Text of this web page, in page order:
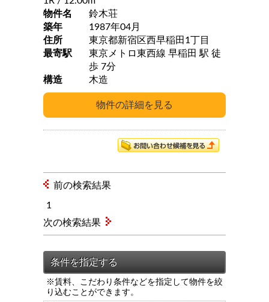
※賃料、こだわり条件などを指定して物件を絞
り込むことができます。
物件名
鈴木荘
築年
1987年04月
住所
東京都新宿区西早稲田1丁目
最寄駅
東京メトロ東西線 早稲田 駅 徒
歩 7分
構造
木造
前の検索結果
1